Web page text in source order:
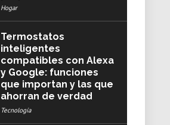
Hogar
Termostatos
inteligentes
compatibles con Alexa
y Google: funciones
que importan y las que
ahorran de verdad
Tecnología